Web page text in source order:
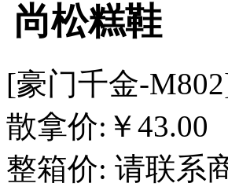
尚松糕鞋
[豪门千金-
散拿价: ￥43.00
整箱价: 请联系